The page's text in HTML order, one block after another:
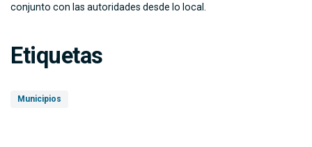
conjunto con las autoridades desde lo local.
Etiquetas
Municipios